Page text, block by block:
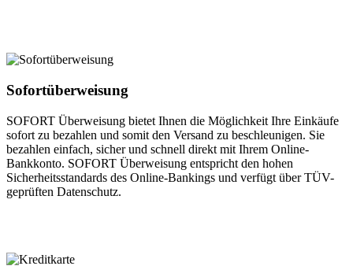
Sofortüberweisung
SOFORT Überweisung bietet Ihnen die Möglichkeit Ihre Einkäufe
sofort zu bezahlen und somit den Versand zu beschleunigen. Sie
bezahlen einfach, sicher und schnell direkt mit Ihrem Online-
Bankkonto. SOFORT Überweisung entspricht den hohen
Sicherheitsstandards des Online-Bankings und verfügt über TÜV-
geprüften Datenschutz.